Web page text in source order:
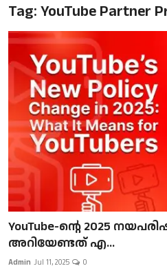
Sports
Food
Gulf News
Loksabha Election 2024
Technology
Health
Jobs Mall
Automotive
Shop Online
Tag: YouTube Partner
YouTube-ന്റെ 2025
അറിയേണ്ടത് എ...
Admin Jul 11, 2025 0